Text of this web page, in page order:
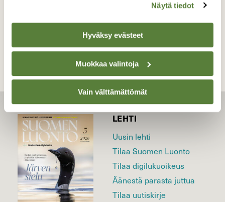
Näytä tiedot
Hyväksy evästeet
Muokkaa valintoja
Vain välttämättömät
TAKAISIN LISTAAN
LEHTI
Uusin lehti
Tilaa Suomen Luonto
Tilaa digilukuoikeus
Äänestä parasta juttua
Tilaa uutiskirje